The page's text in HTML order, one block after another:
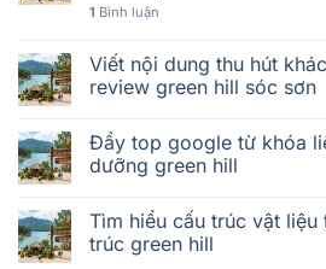
1 Bình luận
Viết nội dung thu hút
review green hill sóc sơn
Đẩy top google từ khóa
dưỡng green hill
Tìm hiểu cấu trúc vật
trúc green hill